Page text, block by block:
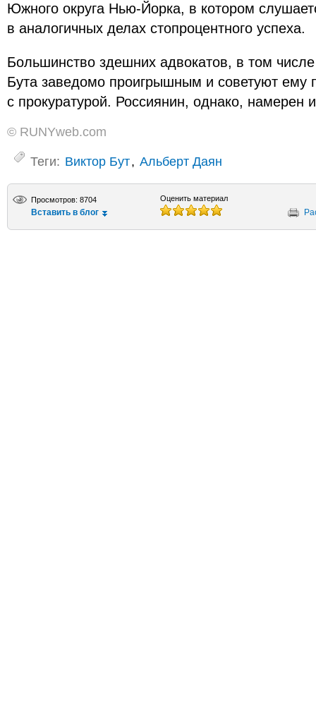
Южного округа Нью-Йорка, в котором
в аналогичных делах стопроцентного успеха.
Большинство здешних адвокатов, в том
Бута заведомо проигрышным и советуют ему
с прокуратурой. Россиянин, однако, намерен
© RUNYweb.com
Теги: Виктор Бут, Альберт Даян
Просмотров: 8704
Вставить в блог
Оценить материал